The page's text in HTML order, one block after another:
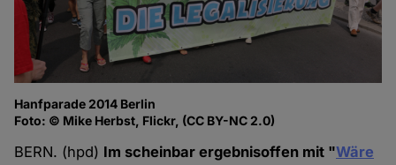
Hanfparade 2014 Berlin
Foto: © Mike Herbst, Flickr, (CC BY-NC 2.0)
BERN. (hpd) Im scheinbar ergebnisoffen mit "Wäre